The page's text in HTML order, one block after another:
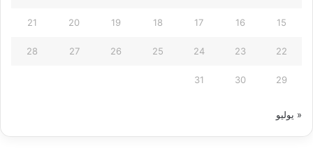
15
16
17
18
19
20
21
22
23
24
25
26
27
28
29
30
31
« يوليو